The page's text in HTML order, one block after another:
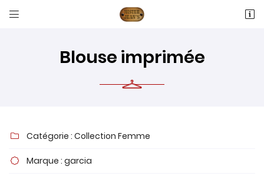
 
03 44 77 66 05Blouse imprimée
 Catégorie : Collection Femme
 Marque : garcia